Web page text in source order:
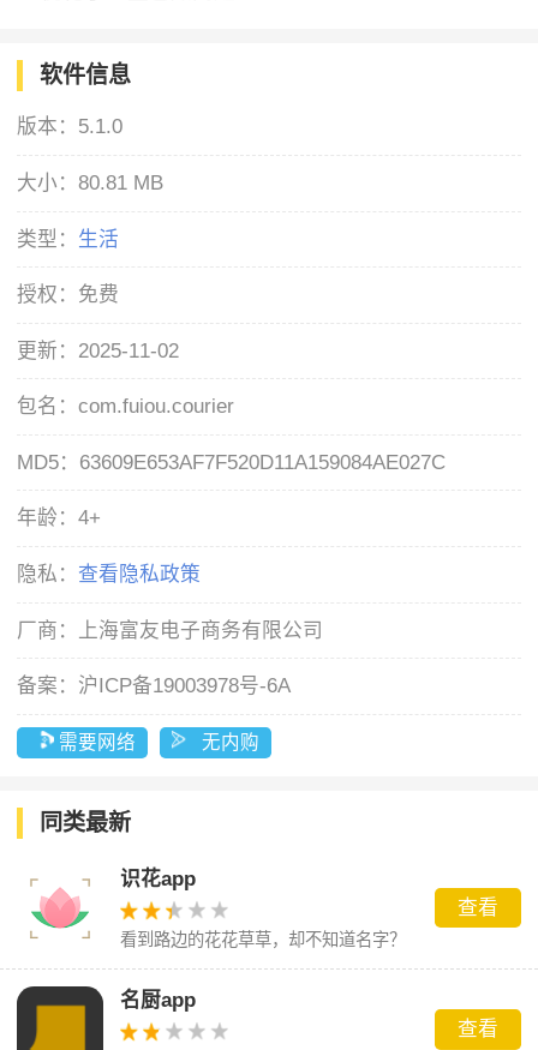
软件信息
版本： 5.1.0
大小：80.81 MB
类型： 生活
授权： 免费
更新： 2025-11-02
包名：com.fuiou.courier
MD5： 63609E653AF7F520D11A159084AE027C
年龄：4+
隐私： 查看隐私政策
厂商： 上海富友电子商务有限公司
备案： 沪ICP备19003978号-6A
需要网络 无内购
同类最新
识花app
看到路边的花花草草，却不知道名字？
查看
名厨app
查看